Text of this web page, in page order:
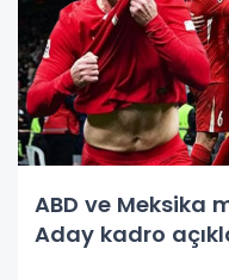
ABD ve Meksika
Aday kadro